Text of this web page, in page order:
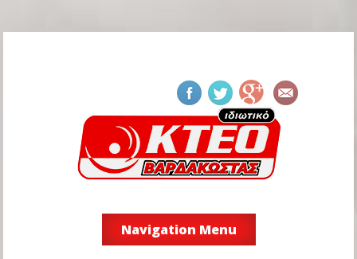
Navigation Menu